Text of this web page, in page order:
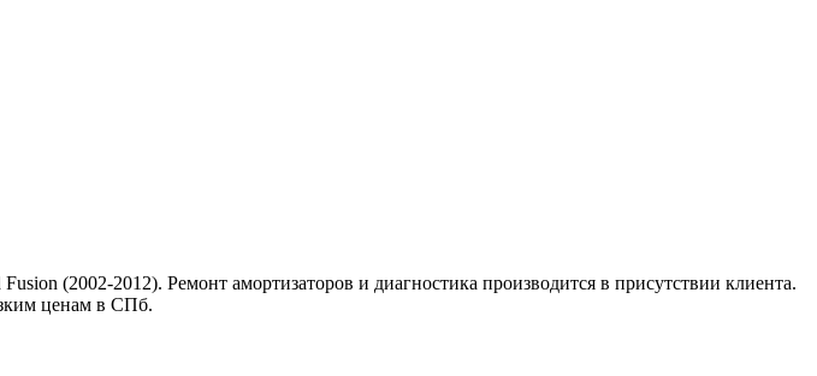
(2002-2012). Ремонт амортизаторов и диагностика производится в присутствии клиента.
ценам в СПб.